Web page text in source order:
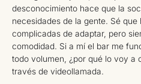
desconocimiento hace que la
necesidades de la gente. Sé que
complicadas de adaptar, pero
comodidad. Si a mí el bar me
todo volumen, ¿por qué lo voy a
través de videollamada.